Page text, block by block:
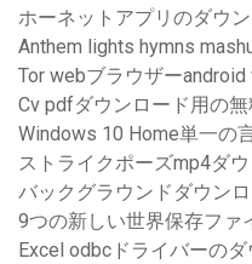
ホーネットアプリのダウ
Anthem lights hymns
Tor webブラウザー
Cv pdfダウンロード用の
Windows 10 Home単一の
ストライクポーズmp4ダ
バックグラウンドダウン
9つの新しい世界保存ファ
Excel odbcドライバーの